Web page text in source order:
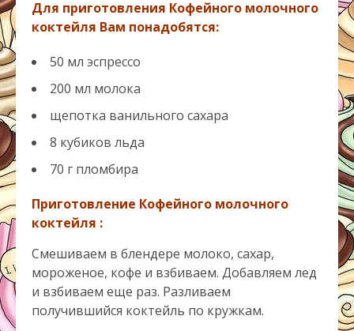
Для приготовления Кофейного молочного
коктейля Вам понадобятся:
50 мл эспрессо
200 мл молока
щепотка ванильного сахара
8 кубиков льда
70 г пломбира
Приготовление Кофейного молочного
коктейля :
Смешиваем в блендере молоко, сахар,
мороженое, кофе и взбиваем. Добавляем лед
и взбиваем еще раз. Разливаем
получившийся коктейль по кружкам.